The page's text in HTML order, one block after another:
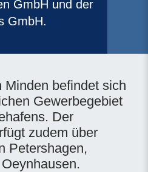
GmbH und der
GmbH.
Minden befindet sich
Gewerbegebiet
Der
zudem über
Petershagen,